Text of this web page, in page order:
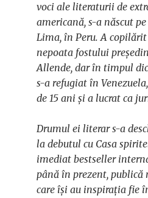
voci ale literaturii de
americană, s-a născut
Lima, în Peru. A
nepoata fostului
Allende, dar în timpul
s-a refugiat în
de 15 ani și a lucrat ca
Drumul ei literar s-a
la debutul cu Casa
imediat bestseller
până în prezent, publică
care își au inspirația fie